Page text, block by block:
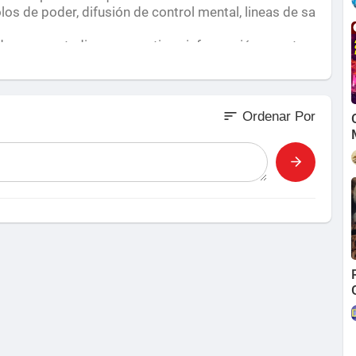
de poder, difusión de control mental, lineas de sa
en su estudio pues contiene información pero ta
del autor del blog)!!!!!
sort Ordenar Por